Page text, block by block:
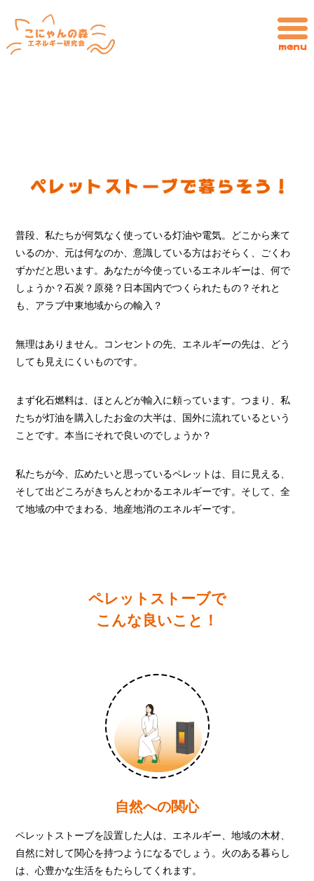
普段、私たちが何気なく使っている灯油や電気。どこから来て
いるのか、元は何なのか、意識している方はおそらく、ごくわ
ずかだと思います。あなたが今使っているエネルギーは、何で
しょうか？石炭？原発？日本国内でつくられたもの？それと
も、アラブ中東地域からの輸入？
無理はありません。コンセントの先、エネルギーの先は、どう
しても見えにくいものです。
まず化石燃料は、ほとんどが輸入に頼っています。つまり、私
たちが灯油を購入したお金の大半は、国外に流れているという
ことです。本当にそれで良いのでしょうか？
私たちが今、広めたいと思っているペレットは、目に見える、
そして出どころがきちんとわかるエネルギーです。そして、全
て地域の中でまわる、地産地消のエネルギーです。
ペレットストーブで
こんな良いこと！
自然への関心
ペレットストーブを設置した人は、エネルギー、地域の木材、
自然に対して関心を持つようになるでしょう。火のある暮らし
は、心豊かな生活をもたらしてくれます。